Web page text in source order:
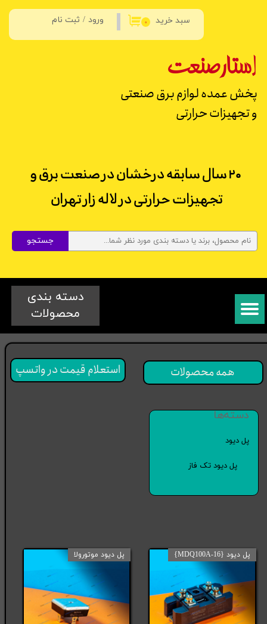
استارصنعت
جستجو
دسته بندی
محصولات
پخش عمده لوازم برق صنعتی
و تجهیزات حرارتی
۲۰ سال سابقه درخشان در صنعت برق و
تجهیزات حرارتی در لاله زار تهران
ورود / ثبت نام
حساب کاربری من
تغییر گذر واژه
سفارشات
خروج از حساب کاربری
۰ سبد خرید
پل دیود {MDQ100A-16} پل دیود موتورولا
دسته‌ها
پل دیود
پل دیود تک فاز
استعلام قیمت در واتسپ همه محصولات